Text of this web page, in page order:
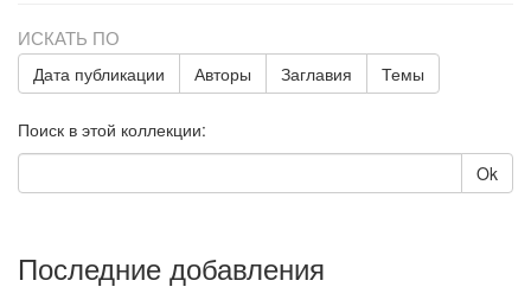
ИСКАТЬ ПО
Дата публикации Авторы Заглавия Темы
Поиск в этой коллекции:
Ok
Последние добавления